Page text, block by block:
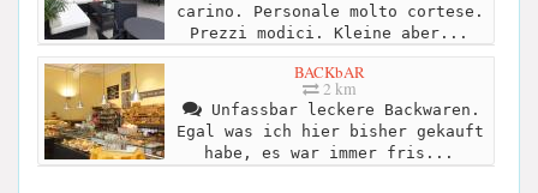
carino. Personale molto cortese.
Prezzi modici. Kleine aber...
BACKbAR
2 km
Unfassbar leckere Backwaren.
Egal was ich hier bisher gekauft
habe, es war immer fris...